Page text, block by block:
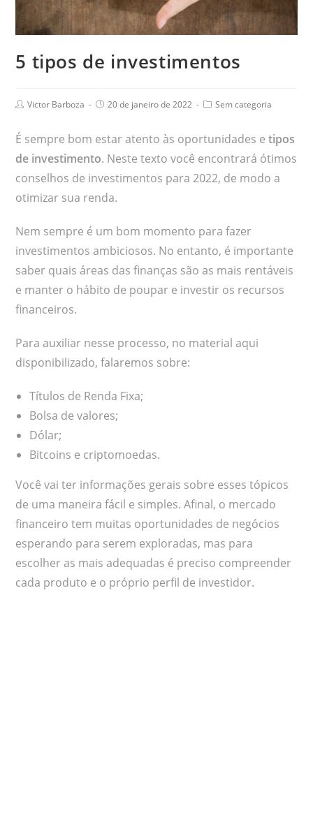
5 tipos de investimentos
Victor Barboza 20 de janeiro de 2022 Sem categoria
É sempre bom estar atento às oportunidades etipos
de investimento. Neste texto você encontrará ótimos
conselhos de investimentos para 2022, de modo a
otimizar sua renda.
Nem sempre é um bom momento para fazer
investimentos ambiciosos. No entanto, é importante
saber quais áreas das finanças são as mais rentáveis
e manter o hábito de poupar e investir os recursos
financeiros.
Para auxiliar nesse processo, no material aqui
disponibilizado, falaremos sobre:
Títulos de Renda Fixa;
Bolsa de valores;
Dólar;
Bitcoins e criptomoedas.
Você vai ter informações gerais sobre esses tópicos
de uma maneira fácil e simples. Afinal, o mercado
financeiro tem muitas oportunidades de negócios
esperando para serem exploradas, mas para
escolher as mais adequadas é preciso compreender
cada produto e o próprio perfil de investidor.